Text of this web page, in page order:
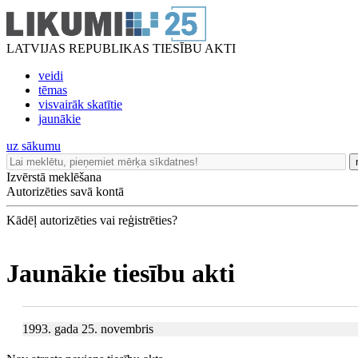
LATVIJAS REPUBLIKAS TIESĪBU AKTI
veidi
tēmas
visvairāk skatītie
jaunākie
uz sākumu
Izvērstā meklēšana
Autorizēties savā kontā
Kādēļ autorizēties vai reģistrēties?
Jaunākie tiesību akti
1993. gada 25. novembris